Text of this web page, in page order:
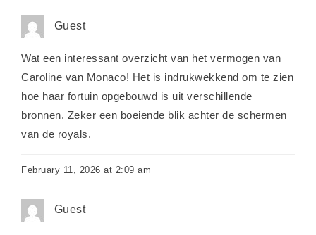
Guest
Wat een interessant overzicht van het vermogen van
Caroline van Monaco! Het is indrukwekkend om te zien
hoe haar fortuin opgebouwd is uit verschillende
bronnen. Zeker een boeiende blik achter de schermen
van de royals.
February 11, 2026 at 2:09 am
Guest